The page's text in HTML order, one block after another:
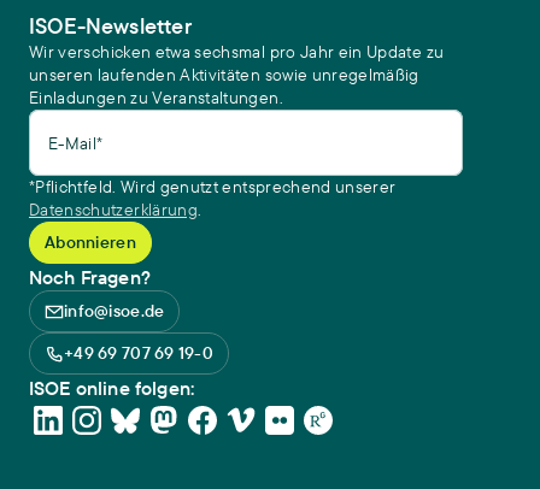
ISOE-Newsletter
Wir verschicken etwa sechsmal pro Jahr ein Update zu
unseren laufenden Aktivitäten sowie unregelmäßig
Einladungen zu Veranstaltungen.
E-Mail*
*Pflichtfeld. Wird genutzt entsprechend unserer
Datenschutzerklärung.
Noch Fragen?
info@isoe.de
+49 69 707 69 19-0
ISOE online folgen: